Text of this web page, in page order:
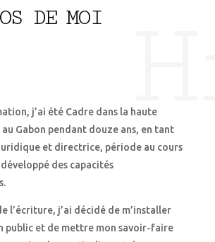
DE MOI
j’ai été Cadre dans la haute
Gabon pendant douze ans, en tant
et directrice, période au cours
des capacités
l’écriture, j’ai décidé de m’installer
public et de mettre mon savoir-faire